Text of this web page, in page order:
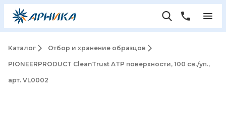
Каталог Отбор и хранение образцов
PIONEERPRODUCT CleanTrust ATP поверхности, 100 св./уп.,
арт. VL0002